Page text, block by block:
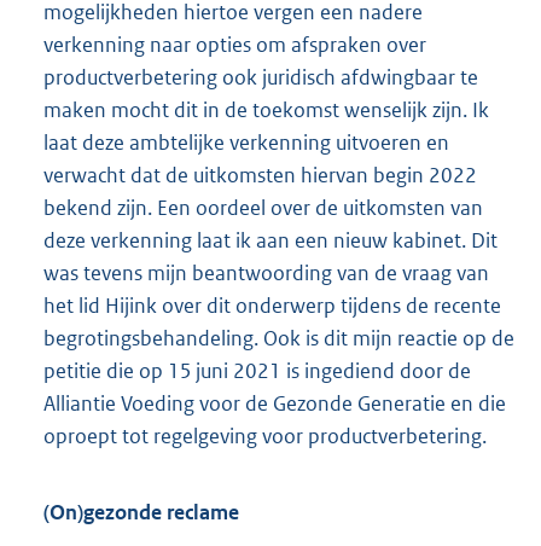
mogelijkheden hiertoe vergen een nadere
verkenning naar opties om afspraken over
productverbetering ook juridisch afdwingbaar te
maken mocht dit in de toekomst wenselijk zijn. Ik
laat deze ambtelijke verkenning uitvoeren en
verwacht dat de uitkomsten hiervan begin 2022
bekend zijn. Een oordeel over de uitkomsten van
deze verkenning laat ik aan een nieuw kabinet. Dit
was tevens mijn beantwoording van de vraag van
het lid Hijink over dit onderwerp tijdens de recente
begrotingsbehandeling. Ook is dit mijn reactie op de
petitie die op 15 juni 2021 is ingediend door de
Alliantie Voeding voor de Gezonde Generatie en die
oproept tot regelgeving voor productverbetering.
(On)gezonde reclame